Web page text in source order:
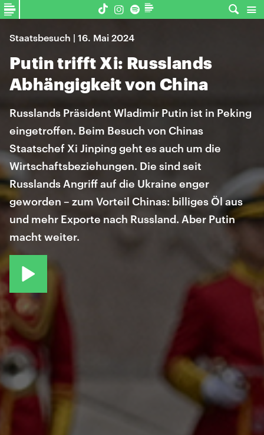
Staatsbesuch | 16. Mai 2024
Putin trifft Xi: Russlands
Abhängigkeit von China
Russlands Präsident Wladimir Putin ist in Peking
eingetroffen. Beim Besuch von Chinas
Staatschef Xi Jinping geht es auch um die
Wirtschaftsbeziehungen. Die sind seit
Russlands Angriff auf die Ukraine enger
geworden – zum Vorteil Chinas: billiges Öl aus
und mehr Exporte nach Russland. Aber Putin
macht weiter.